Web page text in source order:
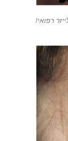
רפואי!